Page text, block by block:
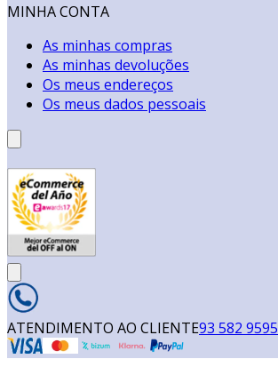
MINHA CONTA
As minhas compras
As minhas devoluções
Os meus endereços
Os meus dados pessoais
ATENDIMENTO AO CLIENTE93 582 9595